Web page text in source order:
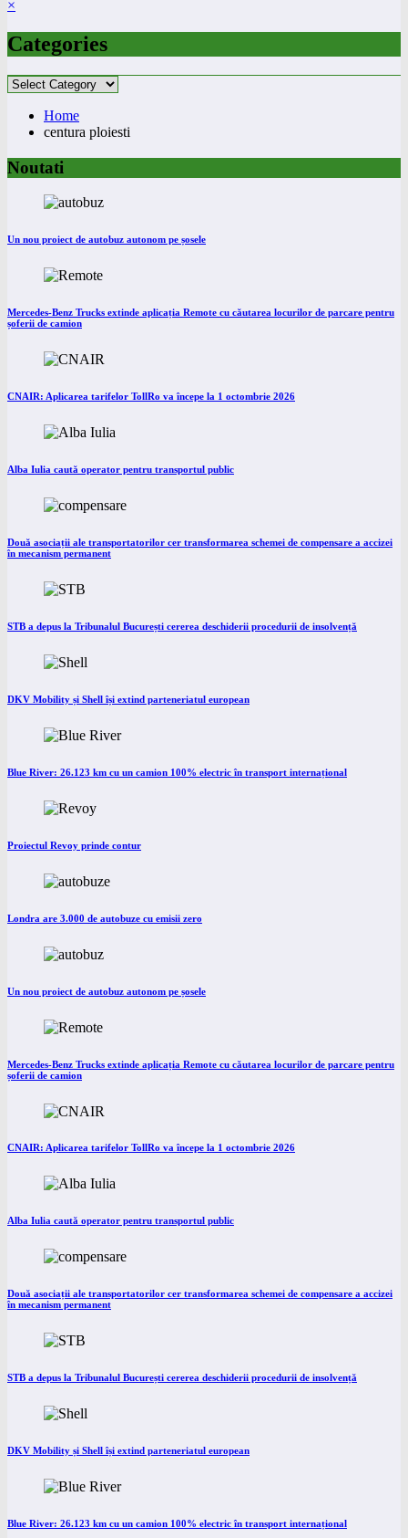
×
Categories
Categories
Home
centura ploiesti
Noutati
Un nou proiect de autobuz autonom pe șosele
Mercedes-Benz Trucks extinde aplicația Remote cu căutarea locurilor de parcare pentru
șoferii de camion
CNAIR: Aplicarea tarifelor TollRo va începe la 1 octombrie 2026
Alba Iulia caută operator pentru transportul public
Două asociații ale transportatorilor cer transformarea schemei de compensare a accizei
în mecanism permanent
STB a depus la Tribunalul București cererea deschiderii procedurii de insolvență
DKV Mobility și Shell își extind parteneriatul european
Blue River: 26.123 km cu un camion 100% electric în transport internațional
Proiectul Revoy prinde contur
Londra are 3.000 de autobuze cu emisii zero
Un nou proiect de autobuz autonom pe șosele
Mercedes-Benz Trucks extinde aplicația Remote cu căutarea locurilor de parcare pentru
șoferii de camion
CNAIR: Aplicarea tarifelor TollRo va începe la 1 octombrie 2026
Alba Iulia caută operator pentru transportul public
Două asociații ale transportatorilor cer transformarea schemei de compensare a accizei
în mecanism permanent
STB a depus la Tribunalul București cererea deschiderii procedurii de insolvență
DKV Mobility și Shell își extind parteneriatul european
Blue River: 26.123 km cu un camion 100% electric în transport internațional